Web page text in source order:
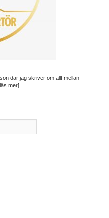
där jag skriver om allt mellan
mer]